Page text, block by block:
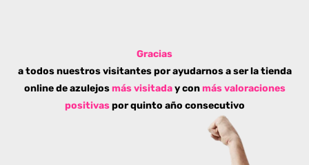
Gracias
a todos nuestros visitantes por ayudarnos a ser la tienda
online de azulejos más visitaday conmás valoraciones
positivaspor quinto año consecutivo